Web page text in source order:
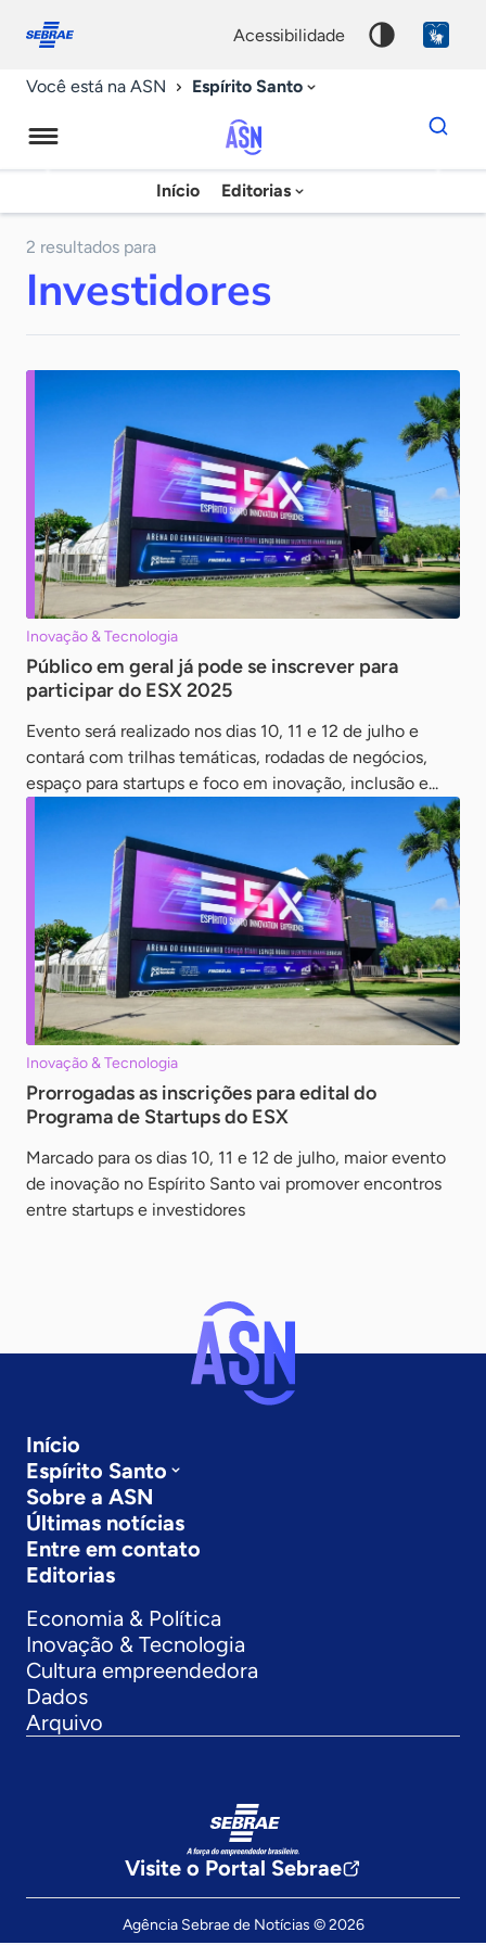
conosco
acessibilidade
Você está na ASN Espírito Santo
Agência
Sebrae
Notícias
Início Editorias
Dados
para
chave
2 resultados para
Investidores
Inovação & Tecnologia
Público em geral já pode se inscrever para
participar do ESX 2025
Evento será realizado nos dias 10, 11 e 12 de julho e
contará com trilhas temáticas, rodadas de negócios,
espaço para startups e foco em inovação, inclusão e...
Inovação & Tecnologia
Prorrogadas as inscrições para edital do
Programa de Startups do ESX
Marcado para os dias 10, 11 e 12 de julho, maior evento
de inovação no Espírito Santo vai promover encontros
entre startups e investidores
Início
Espírito Santo
Sobre a ASN
Últimas notícias
Entre em contato
Editorias
Economia & Política
Inovação & Tecnologia
Cultura empreendedora
Dados
Arquivo
Visite o Portal Sebrae
Agência Sebrae de Notícias © 2026